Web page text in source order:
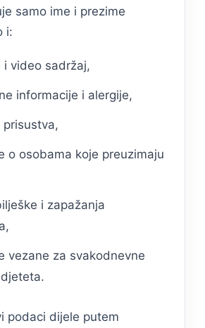
samo ime i prezime
i:
video sadržaj,
informacije i alergije,
prisustva,
o osobama koje preuzimaju
i zapažanja
vezane za svakodnevne
podaci dijele putem